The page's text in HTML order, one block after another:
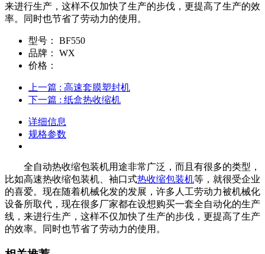
来进行生产，这样不仅加快了生产的步伐，更提高了生产的效
率。同时也节省了劳动力的使用。
型号：
BF550
品牌：
WX
价格：
上一篇 : 高速套膜塑封机
下一篇 : 纸盒热收缩机
详细信息
规格参数
全自动热收缩包装机用途非常广泛，而且有很多的类型，
比如高速热收缩包装机、袖口式热收缩包装机等，就很受企业
的喜爱。现在随着机械化发的发展，许多人工劳动力被机械化
设备所取代，现在很多厂家都在设想购买一套全自动化的生产
线，来进行生产，这样不仅加快了生产的步伐，更提高了生产
的效率。同时也节省了劳动力的使用。